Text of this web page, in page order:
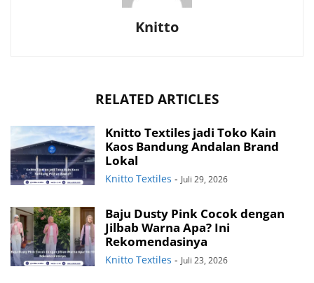
Knitto
RELATED ARTICLES
Knitto Textiles jadi Toko Kain
Kaos Bandung Andalan Brand
Lokal
Knitto Textiles - Juli 29, 2026
Baju Dusty Pink Cocok dengan
Jilbab Warna Apa? Ini
Rekomendasinya
Knitto Textiles - Juli 23, 2026